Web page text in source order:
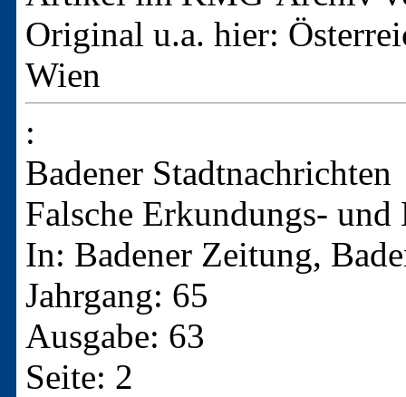
Original u.a. hier:
Wien
:
Badener Stadtnachrichten
Falsche Erkundungs- und
In: Badener Zeitung,
Jahrgang: 65
Ausgabe: 63
Seite: 2